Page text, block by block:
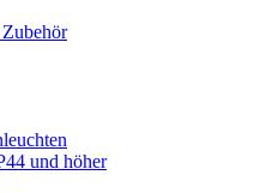
und höher